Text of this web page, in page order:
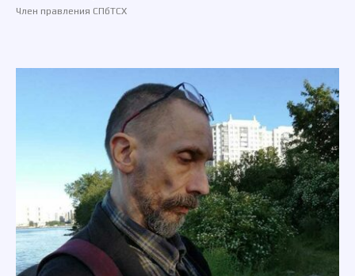
Член правления СПбТСХ